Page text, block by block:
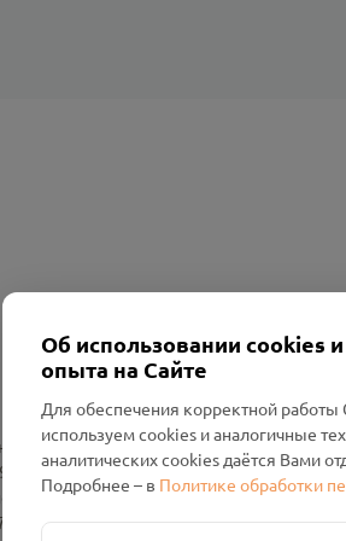
«Смоленский Проект Помним»
область, р-н Руднянский, г. Рудня,
в АО "АЛЬФА-БАНК"
Об использовании cookies
опыта на Сайте
Для обеспечения корректной
используем cookies и аналогичные
аналитических cookies даётся Вами
Подробнее – в Политике обработки